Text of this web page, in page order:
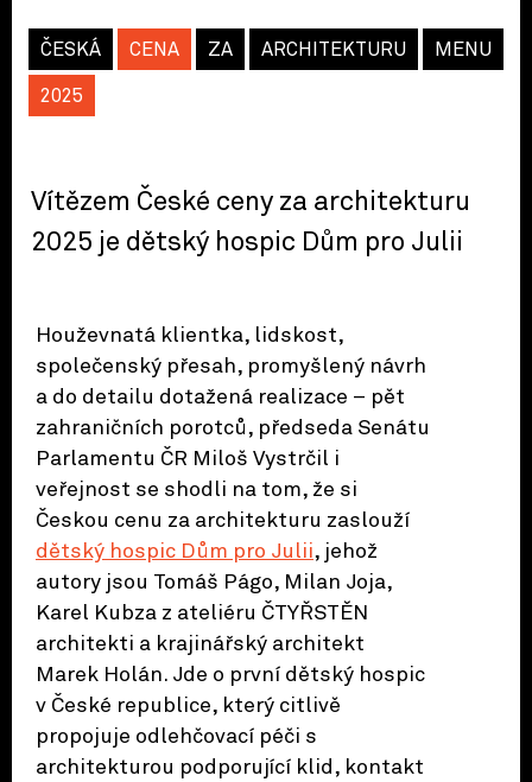
ČESKÁ CENA ZA ARCHITEKTURU
2025
MENU
Vítězem České ceny za architekturu
2025 je dětský hospic Dům pro Julii
Houževnatá klientka, lidskost,
společenský přesah, promyšlený návrh
a do detailu dotažená realizace – pět
zahraničních porotců, předseda Senátu
Parlamentu ČR Miloš Vystrčil i
veřejnost se shodli na tom, že si
Českou cenu za architekturu zaslouží
dětský hospic Dům pro Julii, jehož
autory jsou Tomáš Págo, Milan Joja,
Karel Kubza z ateliéru ČTYŘSTĚN
architekti a krajinářský architekt
Marek Holán. Jde o první dětský hospic
v České republice, který citlivě
propojuje odlehčovací péči s
architekturou podporující klid, kontakt